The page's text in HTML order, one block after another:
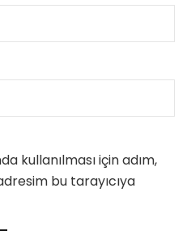
kullanılması için adım,
bu tarayıcıya